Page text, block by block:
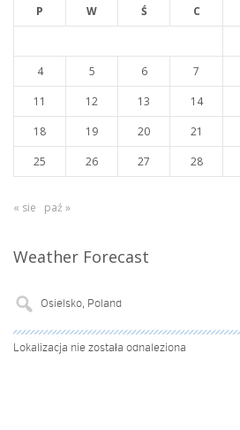
P
W Ś C
4
5 6 7
11
12 13 14
18
19 20 21
25
26 27 28
« sie paź »
Weather Forecast
Lokalizacja nie została odnaleziona